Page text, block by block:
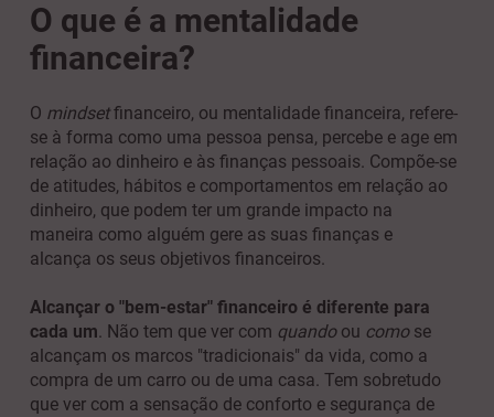
O que é a mentalidade
financeira?
O mindsetfinanceiro, ou mentalidade financeira, refere-
se à forma como uma pessoa pensa, percebe e age em
relação ao dinheiro e às finanças pessoais. Compõe-se
de atitudes, hábitos e comportamentos em relação ao
dinheiro, que podem ter um grande impacto na
maneira como alguém gere as suas finanças e
alcança os seus objetivos financeiros.
Alcançar o "bem-estar" financeiro é diferente para
cada um. Não tem que ver com quandoou comose
alcançam os marcos "tradicionais" da vida, como a
compra de um carro ou de uma casa. Tem sobretudo
que ver com a sensação de conforto e segurança de